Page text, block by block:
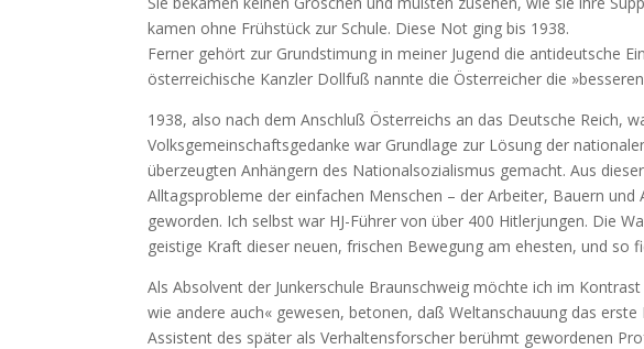
kamen ohne Frühstück zur Schule. Diese Not ging bis 1938.
Ferner gehört zur Grundstimung in meiner Jugend die antideutsche
österreichische Kanzler Dollfuß nannte die Österreicher die
1938, also nach dem Anschluß Österreichs an das Deutsche Reich,
Volksgemeinschaftsgedanke war Grundlage zur Lösung der
überzeugten Anhängern des Nationalsozialismus gemacht. Aus
Alltagsprobleme der einfachen Menschen – der Arbeiter, Bauern
geworden. Ich selbst war HJ-Führer von über 400 Hitlerjungen. Die
geistige Kraft dieser neuen, frischen Bewegung am ehesten, und so
Als Absolvent der Junkerschule Braunschweig möchte ich im
wie andere auch« gewesen, betonen, daß Weltanschauung das
Assistent des später als Verhaltensforscher berühmt gewordenen